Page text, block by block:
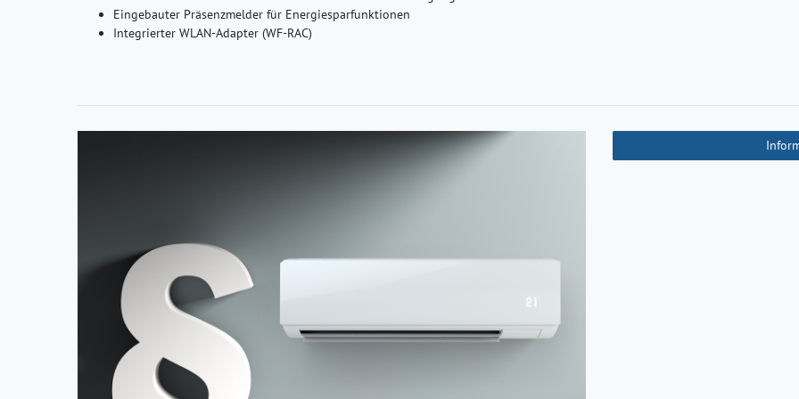
Eingebauter Präsenzmelder für Energiesparfunktionen
Integrierter WLAN-Adapter (WF-RAC)